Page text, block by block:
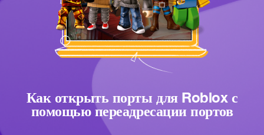
Как открыть порты для Roblox с
помощью переадресации портов